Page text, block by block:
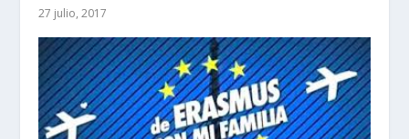
27 julio, 2017